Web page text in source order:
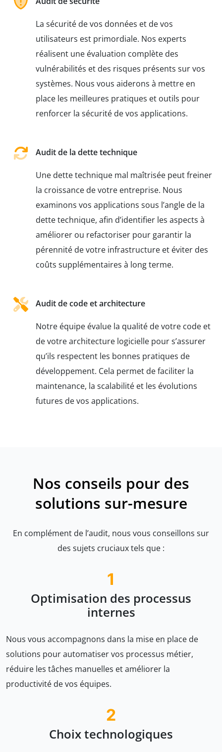
La sécurité de vos données et de vos
utilisateurs est primordiale. Nos experts
réalisent une évaluation complète des
vulnérabilités et des risques présents sur vos
systèmes. Nous vous aiderons à mettre en
place les meilleures pratiques et outils pour
renforcer la sécurité de vos applications.
Audit de la dette technique
Une dette technique mal maîtrisée peut freiner
la croissance de votre entreprise. Nous
examinons vos applications sous l’angle de la
dette technique, afin d’identifier les aspects à
améliorer ou refactoriser pour garantir la
pérennité de votre infrastructure et éviter des
coûts supplémentaires à long terme.
Audit de code et architecture
Notre équipe évalue la qualité de votre code et
de votre architecture logicielle pour s’assurer
qu’ils respectent les bonnes pratiques de
développement. Cela permet de faciliter la
maintenance, la scalabilité et les évolutions
futures de vos applications.
Nos conseils pour des
solutions sur-mesure
En complément de l’audit, nous vous conseillons sur
des sujets cruciaux tels que :
1
Optimisation des processus
internes
Nous vous accompagnons dans la mise en place de
solutions pour automatiser vos processus métier,
réduire les tâches manuelles et améliorer la
productivité de vos équipes.
2
Choix technologiques